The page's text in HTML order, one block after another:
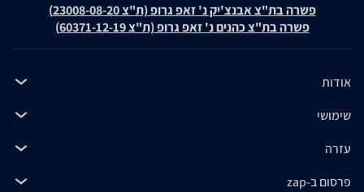
פשרה בת"צ אבנצ'יק נ' זאפ גרופ (ת"צ 23008-08-20)
פשרה בת"צ כהנים נ' זאפ גרופ (ת"צ 60371-12-19)
אודות
שימושי
עזרה
פרסום ב-zap